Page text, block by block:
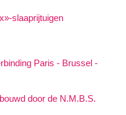
slaaprijtuigen
Paris - Brussel -
door de N.M.B.S.